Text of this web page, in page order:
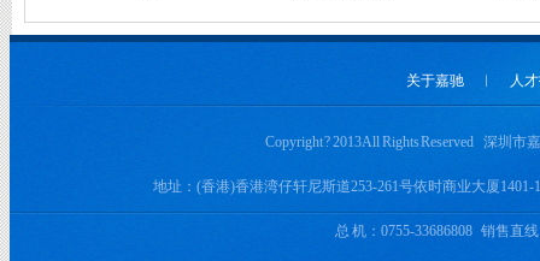
关于嘉驰 ︱ 人
Copyright ? 2013 All Rights Reserved 深圳
地址：(香港)香港湾仔轩尼斯道253-261号依时商业大厦
总 机：0755-33686808 销售直